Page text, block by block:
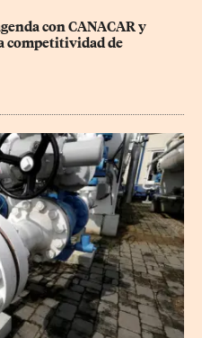
con CANACAR y
competitividad de